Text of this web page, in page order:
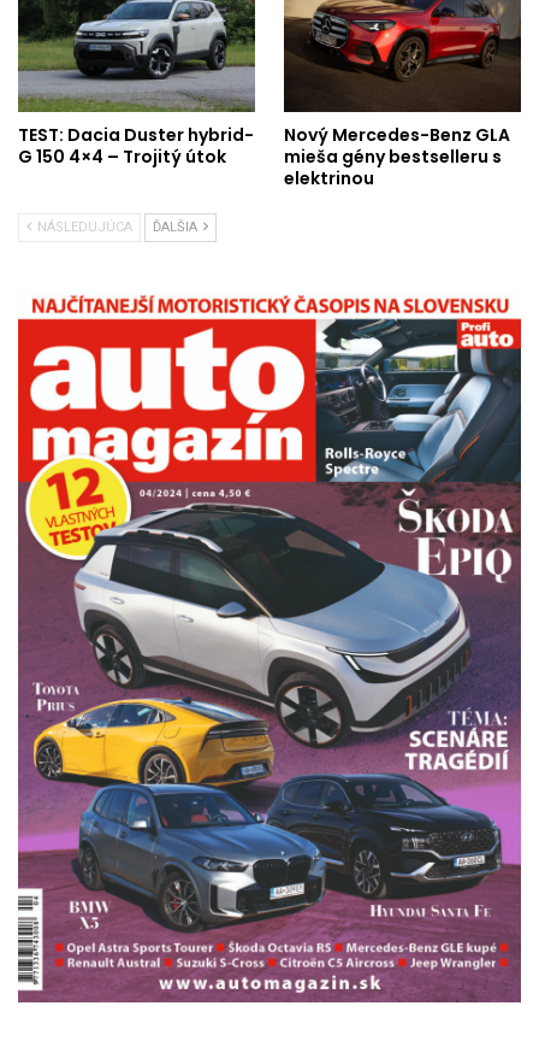
TEST: Dacia Duster hybrid-
G 150 4×4 – Trojitý útok
Nový Mercedes-Benz GLA
mieša gény bestselleru s
elektrinou
NÁSLEDUJÚCA ĎALŠIA